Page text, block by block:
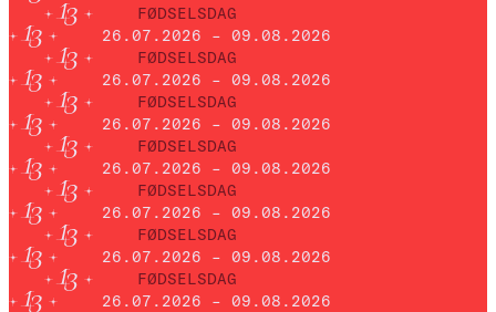
FØDSELSDAG
26.07.2026 – 09.08.2026
FØDSELSDAG
26.07.2026 – 09.08.2026
FØDSELSDAG
26.07.2026 – 09.08.2026
FØDSELSDAG
26.07.2026 – 09.08.2026
FØDSELSDAG
26.07.2026 – 09.08.2026
FØDSELSDAG
26.07.2026 – 09.08.2026
FØDSELSDAG
26.07.2026 – 09.08.2026